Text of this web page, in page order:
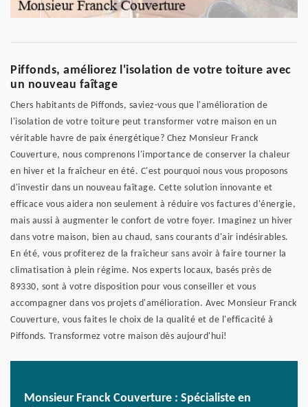
Piffonds, améliorez l'isolation de votre toiture avec
un nouveau faîtage
Chers habitants de Piffonds, saviez-vous que l'amélioration de
l'isolation de votre toiture peut transformer votre maison en un
véritable havre de paix énergétique? Chez Monsieur Franck
Couverture, nous comprenons l'importance de conserver la chaleur
en hiver et la fraîcheur en été. C'est pourquoi nous vous proposons
d'investir dans un nouveau faîtage. Cette solution innovante et
efficace vous aidera non seulement à réduire vos factures d'énergie,
mais aussi à augmenter le confort de votre foyer. Imaginez un hiver
dans votre maison, bien au chaud, sans courants d'air indésirables.
En été, vous profiterez de la fraîcheur sans avoir à faire tourner la
climatisation à plein régime. Nos experts locaux, basés près de
89330, sont à votre disposition pour vous conseiller et vous
accompagner dans vos projets d'amélioration. Avec Monsieur Franck
Couverture, vous faites le choix de la qualité et de l'efficacité à
Piffonds. Transformez votre maison dès aujourd'hui!
Monsieur Franck Couverture : Spécialiste en